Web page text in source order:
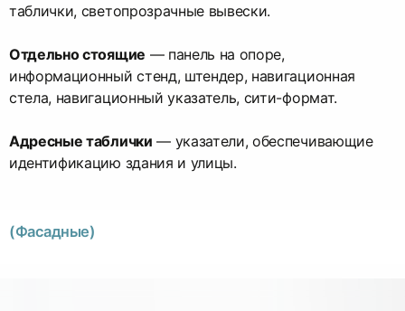
таблички, светопрозрачные вывески.
Отдельно стоящие — панель на опоре,
информационный стенд, штендер, навигационная
стела, навигационный указатель, сити-формат.
Адресные таблички — указатели, обеспечивающие
идентификацию здания и улицы.
(Фасадные)